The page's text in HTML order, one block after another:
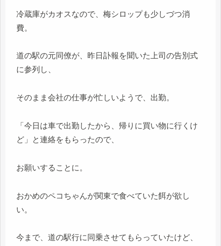
冷蔵庫がカオスなので、梅シロップも少しづつ消
費。
道の駅の元同僚が、昨日訃報を聞いた上司の告別式
に参列し、
そのまま会社の仕事が忙しいようで、出勤。
「今日は車で出勤したから、帰りに買い物に行くけ
ど」と連絡をもらったので、
お願いすることに。
おかめのペコちゃんが関東で食べていた餌が欲し
い。
今まで、道の駅行に同乗させてもらっていたけど、